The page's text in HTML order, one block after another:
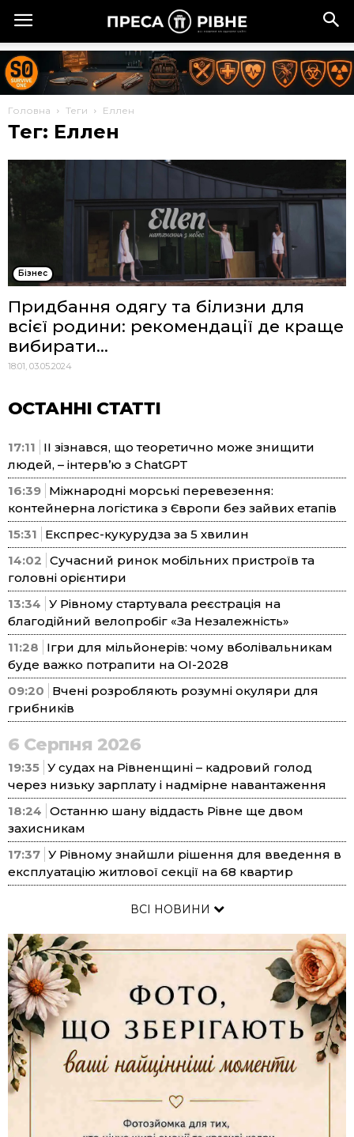
Головна Теги Еллен
Тег: Еллен
Бізнес
Придбання одягу та білизни для
всієї родини: рекомендації де краще
вибирати...
18:01, 03.05.2024
ОСТАННІ СТАТТІ
17:11
ІІ зізнався, що теоретично може знищити
людей, – інтерв’ю з ChatGPT
16:39 Міжнародні морські перевезення:
контейнерна логістика з Європи без зайвих етапів
15:31
Експрес-кукурудза за 5 хвилин
14:02 Сучасний ринок мобільних пристроїв та
головні орієнтири
13:34 У Рівному стартувала реєстрація на
благодійний велопробіг «За Незалежність»
11:28
Ігри для мільйонерів: чому вболівальникам
буде важко потрапити на ОІ-2028
09:20
Вчені розробляють розумні окуляри для
грибників
6 Серпня 2026
19:35 У судах на Рівненщині – кадровий голод
через низьку зарплату і надмірне навантаження
18:24 Останню шану віддасть Рівне ще двом
захисникам
17:37 У Рівному знайшли рішення для введення в
експлуатацію житлової секції на 68 квартир
ВСІ НОВИНИ